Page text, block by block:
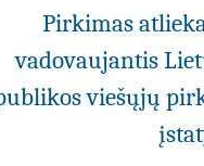
Pirkimas
vadovaujantis
viešųjų